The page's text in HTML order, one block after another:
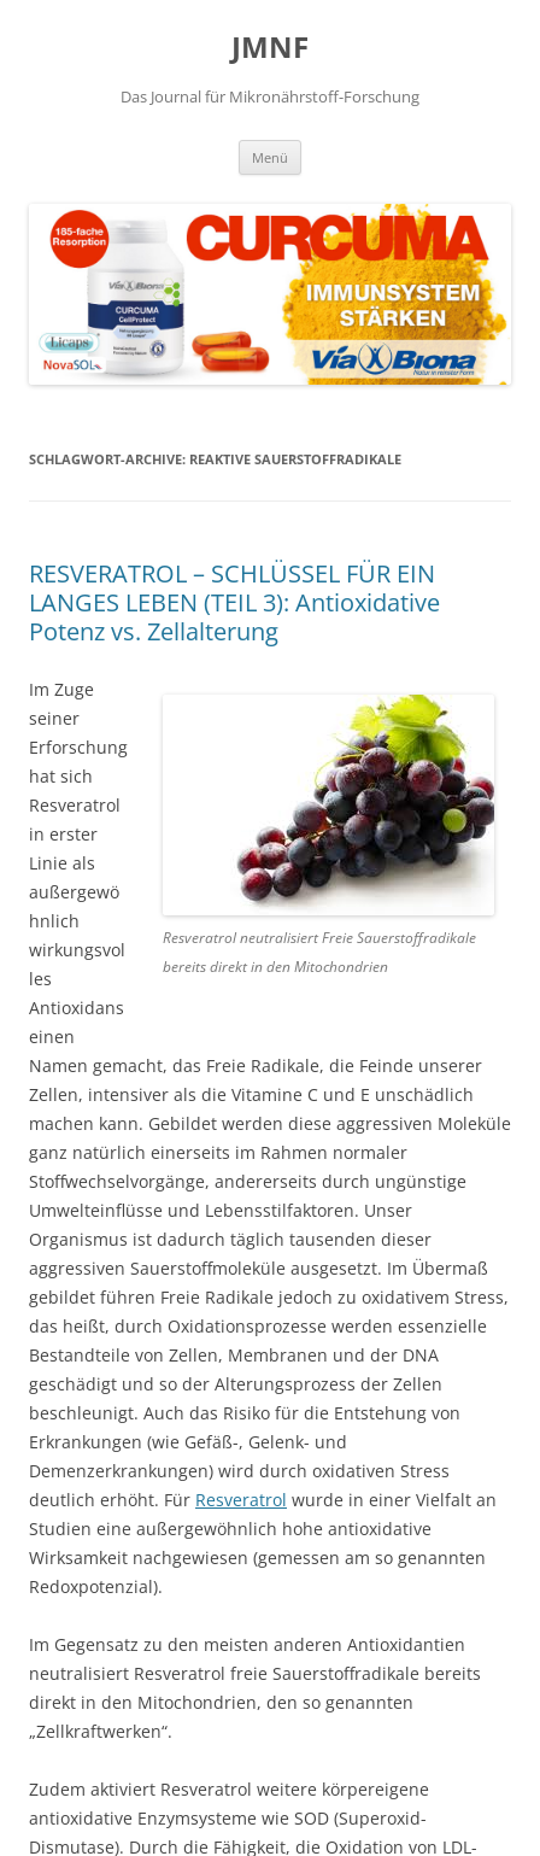
JMNF
Das Journal für Mikronährstoff-Forschung
Menü
SCHLAGWORT-ARCHIVE: REAKTIVE SAUERSTOFFRADIKALE
RESVERATROL – SCHLÜSSEL FÜR EIN
LANGES LEBEN (TEIL 3): Antioxidative
Potenz vs. Zellalterung
Resveratrol neutralisiert Freie Sauerstoffradikale
bereits direkt in den Mitochondrien
Im Zuge
seiner
Erforschung
hat sich
Resveratrol
in erster
Linie als
außergewö
hnlich
wirkungsvol
les
Antioxidans
einen
Namen gemacht, das Freie Radikale, die Feinde unserer
Zellen, intensiver als die Vitamine C und E unschädlich
machen kann. Gebildet werden diese aggressiven Moleküle
ganz natürlich einerseits im Rahmen normaler
Stoffwechselvorgänge, andererseits durch ungünstige
Umwelteinflüsse und Lebensstilfaktoren. Unser
Organismus ist dadurch täglich tausenden dieser
aggressiven Sauerstoffmoleküle ausgesetzt. Im Übermaß
gebildet führen Freie Radikale jedoch zu oxidativem Stress,
das heißt, durch Oxidationsprozesse werden essenzielle
Bestandteile von Zellen, Membranen und der DNA
geschädigt und so der Alterungsprozess der Zellen
beschleunigt. Auch das Risiko für die Entstehung von
Erkrankungen (wie Gefäß-, Gelenk- und
Demenzerkrankungen) wird durch oxidativen Stress
deutlich erhöht. Für Resveratrol wurde in einer Vielfalt an
Studien eine außergewöhnlich hohe antioxidative
Wirksamkeit nachgewiesen (gemessen am so genannten
Redoxpotenzial).
Im Gegensatz zu den meisten anderen Antioxidantien
neutralisiert Resveratrol freie Sauerstoffradikale bereits
direkt in den Mitochondrien, den so genannten
„Zellkraftwerken“.
Zudem aktiviert Resveratrol weitere körpereigene
antioxidative Enzymsysteme wie SOD (Superoxid-
Dismutase). Durch die Fähigkeit, die Oxidation von LDL-